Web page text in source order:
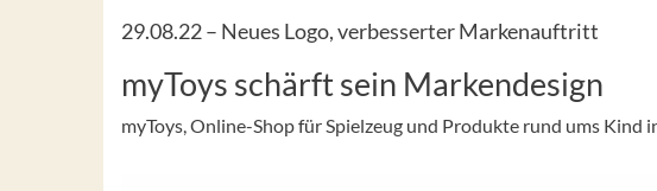
29.08.22 – Neues Logo, verbesserter Markenauftritt
myToys schärft sein Markendesign
myToys, Online-Shop für Spielzeug und Produkte rund ums Kind